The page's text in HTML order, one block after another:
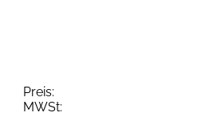
Preis:
MWSt: